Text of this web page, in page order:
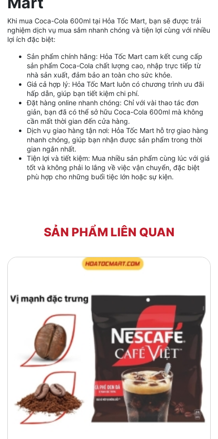
Khi mua Coca-Cola 600ml tại Hỏa Tốc Mart, bạn sẽ được trải
nghiệm dịch vụ mua sắm nhanh chóng và tiện lợi cùng với nhiều
lợi ích đặc biệt:
Sản phẩm chính hãng: Hỏa Tốc Mart cam kết cung cấp
sản phẩm Coca-Cola chất lượng cao, nhập trực tiếp từ
nhà sản xuất, đảm bảo an toàn cho sức khỏe.
Giá cả hợp lý: Hỏa Tốc Mart luôn có chương trình ưu đãi
hấp dẫn, giúp bạn tiết kiệm chi phí.
Đặt hàng online nhanh chóng: Chỉ với vài thao tác đơn
giản, bạn đã có thể sở hữu Coca-Cola 600ml mà không
cần mất thời gian đến cửa hàng.
Dịch vụ giao hàng tận nơi: Hỏa Tốc Mart hỗ trợ giao hàng
nhanh chóng, giúp bạn nhận được sản phẩm trong thời
gian ngắn nhất.
Tiện lợi và tiết kiệm: Mua nhiều sản phẩm cùng lúc với giá
tốt và không phải lo lắng về việc vận chuyển, đặc biệt
phù hợp cho những buổi tiệc lớn hoặc sự kiện.
SẢN PHẨM LIÊN QUAN